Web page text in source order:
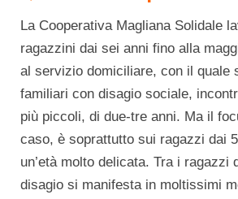
La Cooperativa Magliana Solidale
ragazzini dai sei anni fino alla
al servizio domiciliare, con il quale
familiari con disagio sociale,
più piccoli, di due-tre anni. Ma il
caso, è soprattutto sui ragazzi dai
un’età molto delicata. Tra i ragazzi
disagio si manifesta in moltissimi